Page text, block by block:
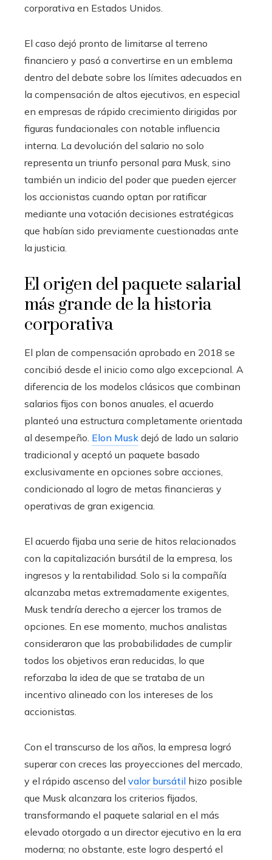
corporativa en Estados Unidos.
El caso dejó pronto de limitarse al terreno
financiero y pasó a convertirse en un emblema
dentro del debate sobre los límites adecuados en
la compensación de altos ejecutivos, en especial
en empresas de rápido crecimiento dirigidas por
figuras fundacionales con notable influencia
interna. La devolución del salario no solo
representa un triunfo personal para Musk, sino
también un indicio del poder que pueden ejercer
los accionistas cuando optan por ratificar
mediante una votación decisiones estratégicas
que habían sido previamente cuestionadas ante
la justicia.
El origen del paquete salarial
más grande de la historia
corporativa
El plan de compensación aprobado en 2018 se
concibió desde el inicio como algo excepcional. A
diferencia de los modelos clásicos que combinan
salarios fijos con bonos anuales, el acuerdo
planteó una estructura completamente orientada
al desempeño. Elon Musk dejó de lado un salario
tradicional y aceptó un paquete basado
exclusivamente en opciones sobre acciones,
condicionado al logro de metas financieras y
operativas de gran exigencia.
El acuerdo fijaba una serie de hitos relacionados
con la capitalización bursátil de la empresa, los
ingresos y la rentabilidad. Solo si la compañía
alcanzaba metas extremadamente exigentes,
Musk tendría derecho a ejercer los tramos de
opciones. En ese momento, muchos analistas
consideraron que las probabilidades de cumplir
todos los objetivos eran reducidas, lo que
reforzaba la idea de que se trataba de un
incentivo alineado con los intereses de los
accionistas.
Con el transcurso de los años, la empresa logró
superar con creces las proyecciones del mercado,
y el rápido ascenso del valor bursátil hizo posible
que Musk alcanzara los criterios fijados,
transformando el paquete salarial en el más
elevado otorgado a un director ejecutivo en la era
moderna; no obstante, este logro despertó el